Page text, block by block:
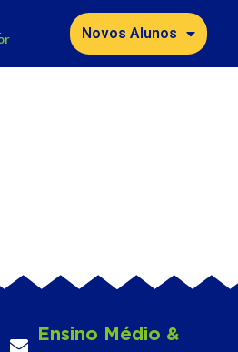
Novos Alunos
Ensino Médio &